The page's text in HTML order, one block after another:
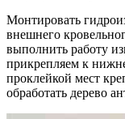
Монтировать
внешнего
выполнить работу
прикрепляем к
проклейкой мест
обработать дерево